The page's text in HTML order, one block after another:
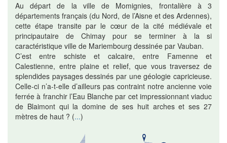
Au départ de la ville de Momignies, frontalière à 3
départements français (du Nord, de l’Aisne et des Ardennes),
cette étape transite par le cœur de la cité médiévale et
principautaire de Chimay pour se terminer à la si
caractéristique ville de Mariembourg dessinée par Vauban.
C’est entre schiste et calcaire, entre Famenne et
Calestienne, entre plaine et relief, que vous traversez de
splendides paysages dessinés par une géologie capricieuse.
Celle-ci n’a-t-elle d’ailleurs pas contraint notre ancienne voie
ferrée à franchir l’Eau Blanche par cet impressionnant viaduc
de Blaimont qui la domine de ses huit arches et ses 27
mètres de haut ? (...)